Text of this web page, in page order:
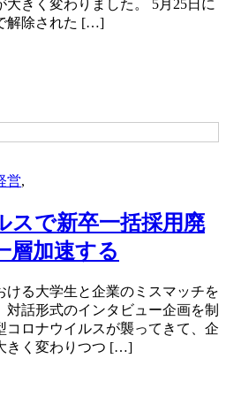
大きく変わりました。 5月25日に
解除された […]
営,
スで新卒一括採用廃
層加速する
ける大学生と企業のミスマッチを
話形式のインタビュー企画を制
コロナウイルスが襲ってきて、企
きく変わりつつ […]